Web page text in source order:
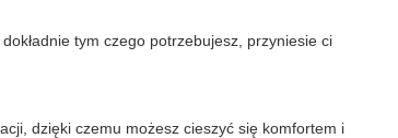
tym czego potrzebujesz, przyniesie ci
dzięki czemu możesz cieszyć się komfortem i